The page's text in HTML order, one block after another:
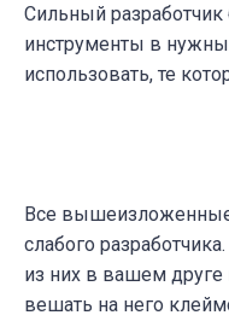
Сильный
инструменты в
использовать, те
Все вышеизложенные
слабого
из них в вашем друге
вешать на него